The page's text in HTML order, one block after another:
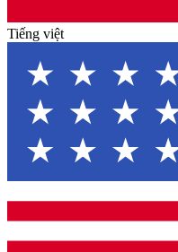
Tiếng việt